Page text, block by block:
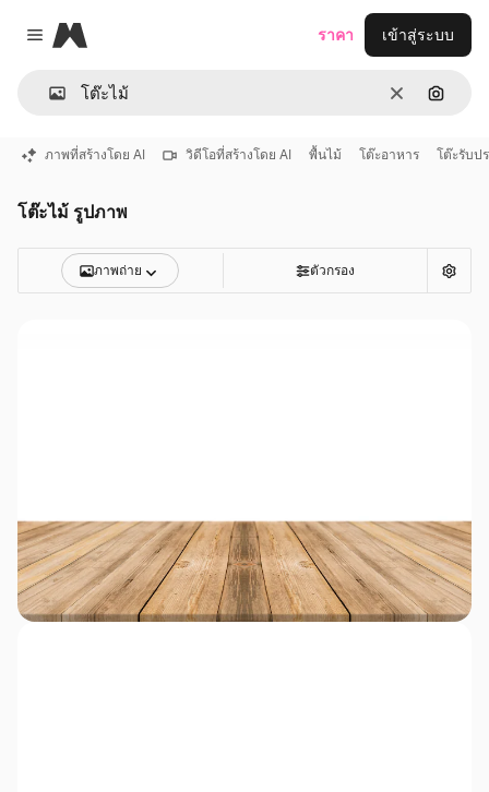
Close menu
Magnific
ชัดเจนค้นหา
ราคา เข้าสู่ระบบ
ภาพที่สร้างโดย AI วิดีโอที่สร้างโดย AI พื้นไม้ โต๊ะอาหาร โต๊ะรับป
โต๊ะไม้ รูปภาพ
ภาพถ่าย ตัวกรอง